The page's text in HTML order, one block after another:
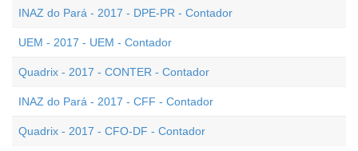
INAZ do Pará - 2017 - DPE-PR - Contador
UEM - 2017 - UEM - Contador
Quadrix - 2017 - CONTER - Contador
INAZ do Pará - 2017 - CFF - Contador
Quadrix - 2017 - CFO-DF - Contador